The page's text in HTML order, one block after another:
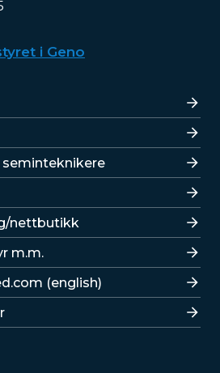
i Geno
nettbutikk
m.m.
(english)